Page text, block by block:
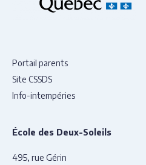
Portail parents
Site CSSDS
Info-intempéries
École des Deux-Soleils
495, rue Gérin